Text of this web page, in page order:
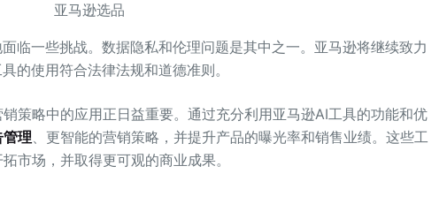
亚马逊选品
临一些挑战。数据隐私和伦理问题是其中之一。亚马逊将继续致力
的使用符合法律法规和道德准则。
策略中的应用正日益重要。通过充分利用亚马逊AI工具的功能和优
理、更智能的营销策略，并提升产品的曝光率和销售业绩。这些工
市场，并取得更可观的商业成果。